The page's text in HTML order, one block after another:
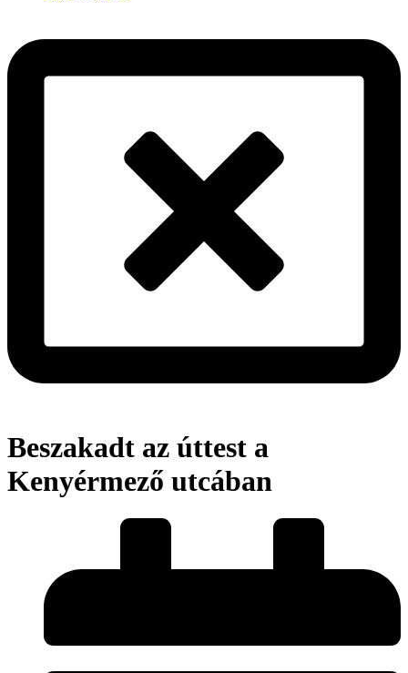
Beszakadt az úttest a
Kenyérmező utcában